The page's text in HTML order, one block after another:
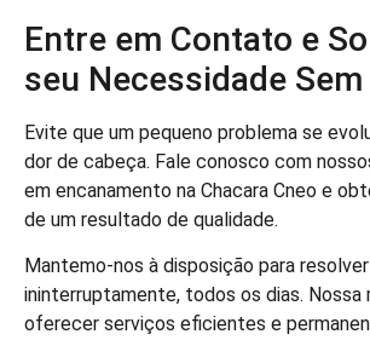
Entre em Contato e
seu Necessidade
Evite que um pequeno problema se
dor de cabeça. Fale conosco com
em encanamento na Chacara Cneo e
de um resultado de qualidade.
Mantemo-nos à disposição para
ininterruptamente, todos os dias. Nossa
oferecer serviços eficientes e